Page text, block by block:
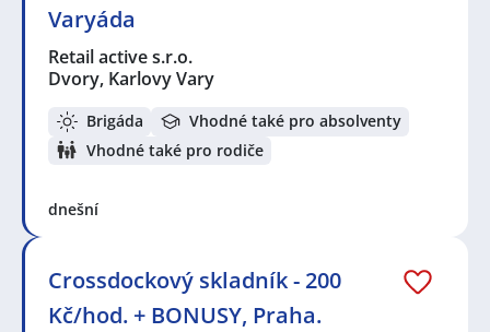
Varyáda
Retail active s.r.o.
Dvory, Karlovy Vary
Brigáda
Vhodné také pro absolventy
Vhodné také pro rodiče
dnešní
Crossdockový skladník - 200
Kč/hod. + BONUSY, Praha.